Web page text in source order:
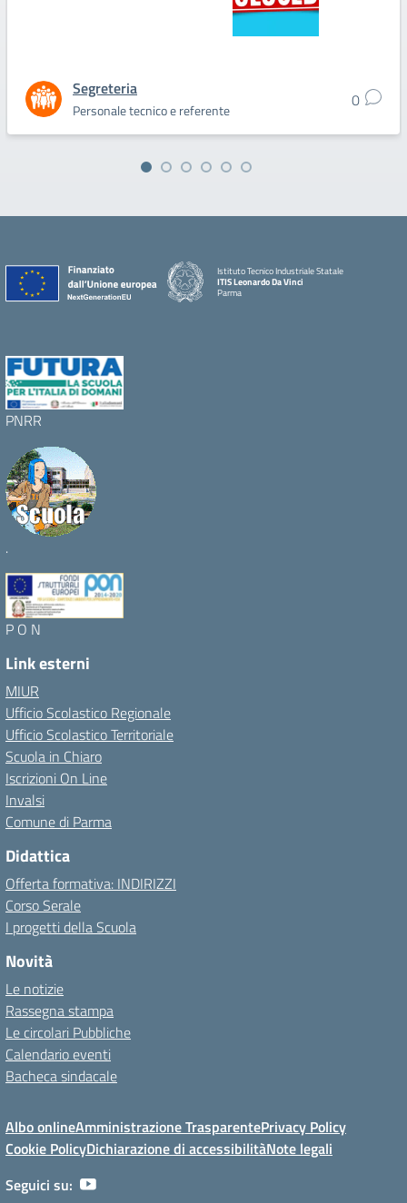
Segreteria
Personale tecnico e referente 0
Istituto Tecnico Industriale Statale
ITIS Leonardo Da Vinci
Parma
PNRR
.
P O N
Link esterni
MIUR
Ufficio Scolastico Regionale
Ufficio Scolastico Territoriale
Scuola in Chiaro
Iscrizioni On Line
Invalsi
Comune di Parma
Didattica
Offerta formativa: INDIRIZZI
Corso Serale
I progetti della Scuola
Novità
Le notizie
Rassegna stampa
Le circolari Pubbliche
Calendario eventi
Bacheca sindacale
Albo onlineAmministrazione TrasparentePrivacy Policy
Cookie PolicyDichiarazione di accessibilitàNote legali
Seguici su: